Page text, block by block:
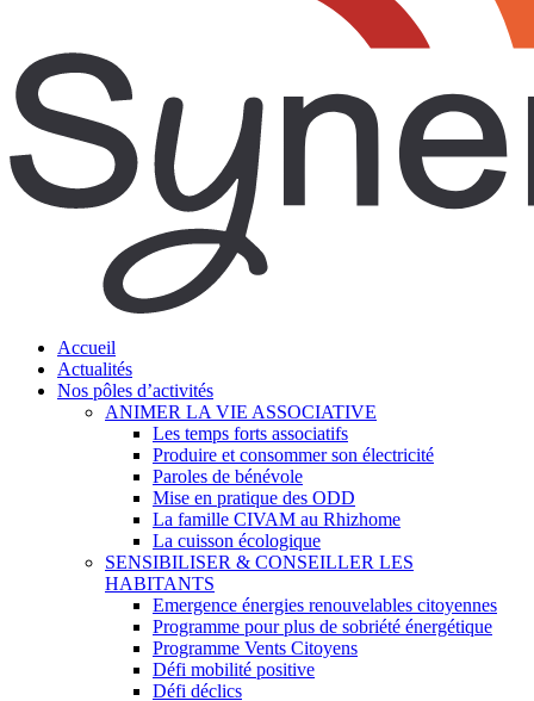
search
Menu
Accueil
Actualités
Nos pôles d’activités
ANIMER LA VIE ASSOCIATIVE
Les temps forts associatifs
Produire et consommer son électricité
Paroles de bénévole
Mise en pratique des ODD
La famille CIVAM au Rhizhome
La cuisson écologique
SENSIBILISER & CONSEILLER LES
HABITANTS
Emergence énergies renouvelables citoyennes
Programme pour plus de sobriété énergétique
Programme Vents Citoyens
Défi mobilité positive
Défi déclics